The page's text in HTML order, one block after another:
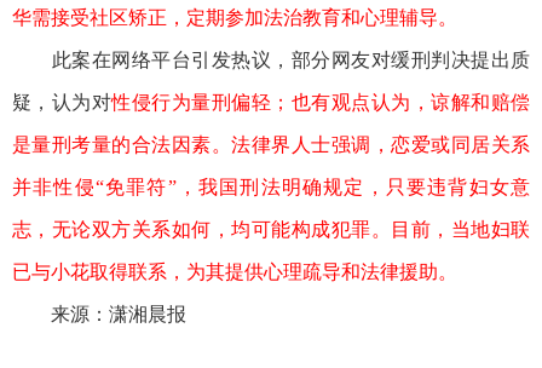
华需接受社区矫正，定期参加法治教育和心理辅导。
此案在网络平台引发热议，部分网友对缓刑判决提出质
疑，认为对性侵行为量刑偏轻；也有观点认为，谅解和赔偿
是量刑考量的合法因素。法律界人士强调，恋爱或同居关系
并非性侵“免罪符”，我国刑法明确规定，只要违背妇女意
志，无论双方关系如何，均可能构成犯罪。目前，当地妇联
已与小花取得联系，为其提供心理疏导和法律援助。
来源：潇湘晨报